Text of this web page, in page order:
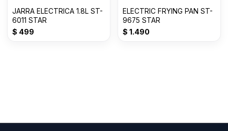
JARRA ELECTRICA 1.8L ST-
6011 STAR
$ 499
ELECTRIC FRYING PAN ST-
9675 STAR
$ 1.490